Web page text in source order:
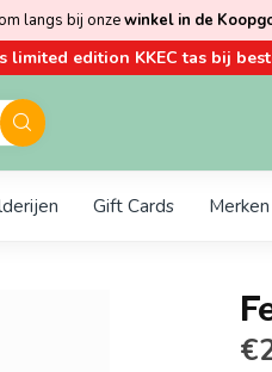
langs bij onzewinkel in de
limited edition KKEC tas bij
Gift Cards Merken